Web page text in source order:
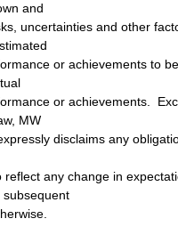
and
uncertainties and other
or achievements to
or achievements.
MW
disclaims any
reflect any change in
subsequent